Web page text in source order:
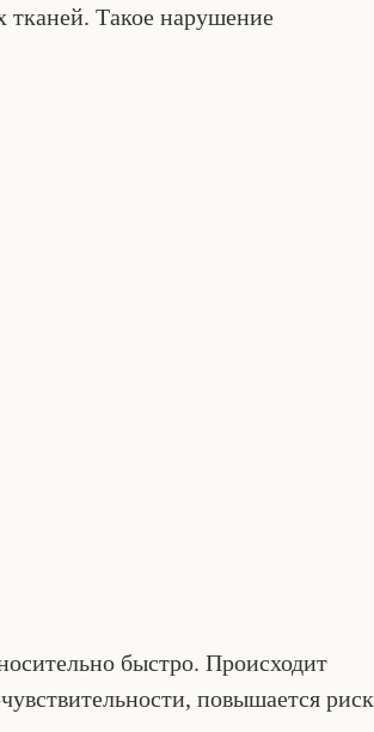
тканей. Такое нарушение
быстро. Происходит
повышается риск